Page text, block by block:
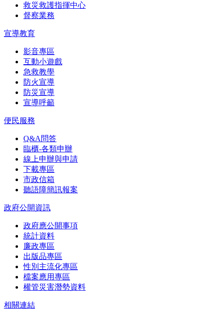
救災救護指揮中心
督察業務
宣導教育
影音專區
互動小遊戲
急救教學
防火宣導
防災宣導
宣導呼籲
便民服務
Q&A問答
臨櫃-各類申辦
線上申辦與申請
下載專區
市政信箱
聽語障簡訊報案
政府公開資訊
政府應公開事項
統計資料
廉政專區
出版品專區
性別主流化專區
檔案應用專區
權管災害潛勢資料
相關連結